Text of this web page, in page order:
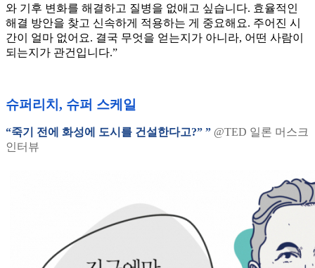
와 기후 변화를 해결하고 질병을 없애고 싶습니다. 효율적인
해결 방안을 찾고 신속하게 적용하는 게 중요해요. 주어진 시
간이 얼마 없어요. 결국 무엇을 얻는지가 아니라, 어떤 사람이
되는지가 관건입니다.”
슈퍼리치, 슈퍼 스케일
“죽기 전에 화성에 도시를 건설한다고?” ” @TED 일론 머스크
인터뷰